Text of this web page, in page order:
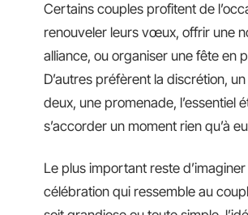
Certains couples profitent de
renouveler leurs vœux, offrir une
alliance, ou organiser une fête en
D’autres préfèrent la discrétion,
deux, une promenade, l’essentiel
s’accorder un moment rien qu’à
Le plus important reste
célébration qui ressemble au